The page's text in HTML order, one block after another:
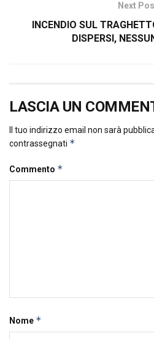
Next
INCENDIO SUL
DISPERSI,
LASCIA UN
Il tuo indirizzo email non sarà
contrassegnati *
Commento *
Nome *